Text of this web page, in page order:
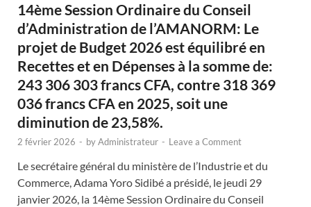
14ème Session Ordinaire du Conseil
d’Administration de l’AMANORM: Le
projet de Budget 2026 est équilibré en
Recettes et en Dépenses à la somme de:
243 306 303 francs CFA, contre 318 369
036 francs CFA en 2025, soit une
diminution de 23,58%.
2 février 2026 - byAdministrateur - Leave a Comment
Le secrétaire général du ministère de l’Industrie et du
Commerce, Adama Yoro Sidibé a présidé, le jeudi 29
janvier 2026, la 14ème Session Ordinaire du Conseil